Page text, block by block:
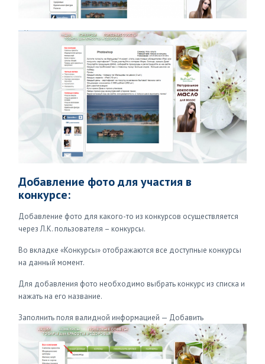
Добавление фото для участия в
конкурсе:
Добавление фото для какого-то из конкурсов осуществляется
через Л.К. пользователя – конкурсы.
Во вкладке «Конкурсы» отображаются все доступные конкурсы
на данный момент.
Для добавления фото необходимо выбрать конкурс из списка и
нажать на его название.
Заполнить поля валидной информацией — Добавить